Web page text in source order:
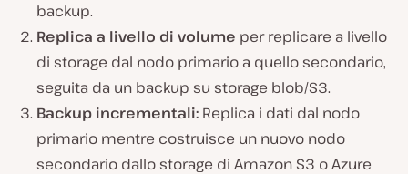
backup.
Replica a livello di volume per replicare a livello
di storage dal nodo primario a quello secondario,
seguita da un backup su storage blob/S3.
Backup incrementali: Replica i dati dal nodo
primario mentre costruisce un nuovo nodo
secondario dallo storage di Amazon S3 o Azure